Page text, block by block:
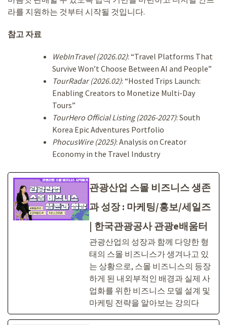
라를 지원하는 것부터 시작될 것입니다.
참고 자료
WebInTravel (2026.02): “Travel Platforms That
Survive Won’t Choose Between AI and People”
TourRadar (2026.02): “Hosted Trips Launch:
Enabling Creators to Monetize Multi-Day
Tours”
TourHero Official Listing (2026-2027): South
Korea Epic Adventures Portfolio
PhocusWire (2025): Analysis on Creator
Economy in the Travel Industry
관광산업 스몰 비즈니스 생존
과 성장 : 마케팅/홍보/세일즈
| 한국관광공사 관광e배움터
관광산업의 성장과 함께 다양한 형
태의 스몰 비즈니스가 생겨나고 있
는 상황으로, 스몰 비즈니스의 등장
하게 된 내외부적인 배경과 실제 사
업화를 위한 비즈니스 모델 설계 및
마케팅 전략을 알아보는 강의다